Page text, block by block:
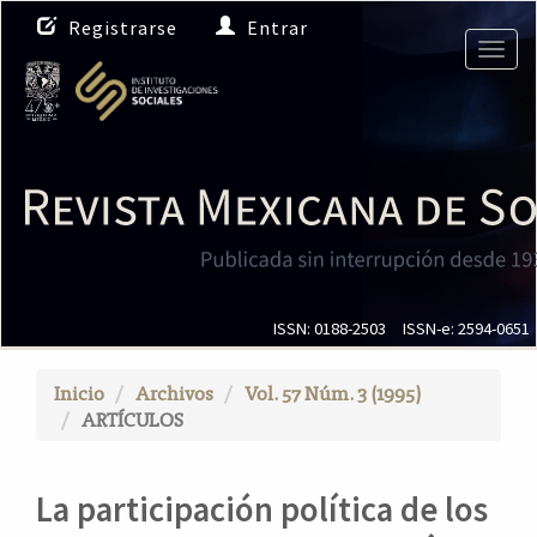
N
a
v
e
g
i
ó
n
c
C
Registrarse Entrar
ISSN: 0188-2503 ISSN-e: 2594-0651
Inicio Archivos
Vol. 57 Núm. 3 (1995)
ARTÍCULOS
La participación política de los